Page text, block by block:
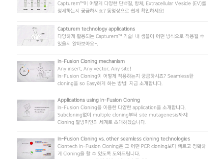
Capturem™이 어떻게 다양한 단백질, 항체, Extracellular Vesicle (EV)를
정제하는지 궁금하시죠? 동영상으로 쉽게 확인하세요!
Capturem technology applications
다양하게 활용되는 Capturem™ 기술! 내 샘플이 어떤 방식으로 적용될 수
있을지 알아보아요~.
In-Fusion Cloning mechanism
Any insert, Any vector, Any site!
In-Fusion Cloning이 어떻게 작용하는지 궁금하시죠? Seamless한
cloning을 so Easy하게 하는 방법! 지금 소개합니다.
Applications using In-Fusion Cloning
In-Fusion Cloning을 이용한 다양한 application을 소개합니다.
Subcloning없이 multiple cloning부터 site mutagenesis까지!
Cloning 팔방미인의 세계로 초대하겠습니다.
In-Fusion Cloning vs. other seamless cloning technologies
Clontech In-Fusion Cloning은 그 어떤 PCR cloning보다 빠르고 정확하
게 Cloning을 할 수 있도록 도와드립니다.